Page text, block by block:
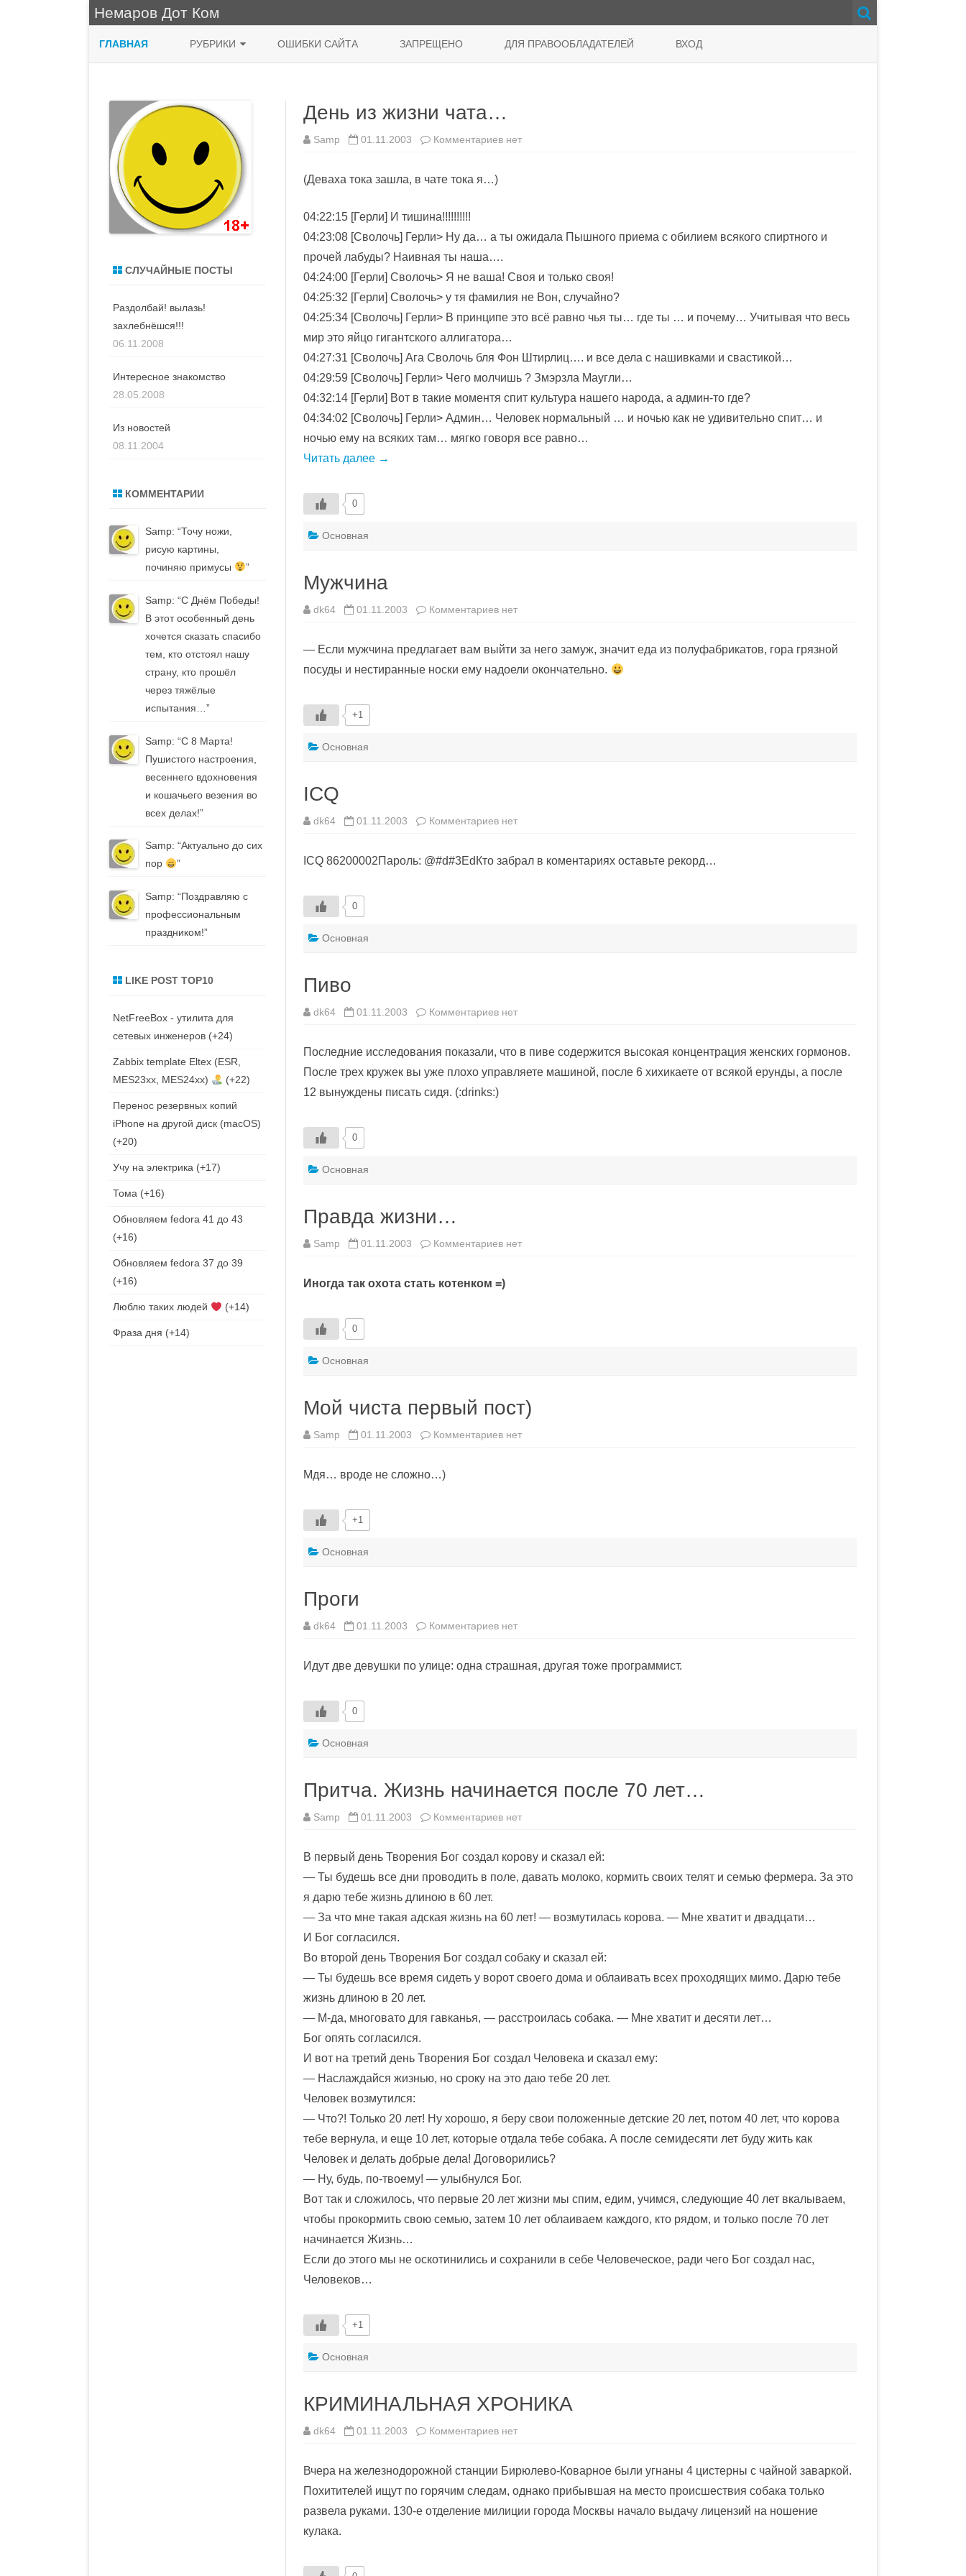
Немаров Дот Ком
содержимому
ГЛАВНАЯ РУБРИКИ
КУХНЯ
НЯШНО
ПРИРОДА
ЖИВОПИСЬ
СИСАДМИН
ВОДЯТЛЫ
ОШИБКИ САЙТА ЗАПРЕЩЕНО ДЛЯ ПРАВООБЛАДАТЕЛЕЙ ВХОД
День из жизни чата…
Samp 01.11.2003 Комментариевкнет
(Деваха тока зашла, в чате тока я…)
04:22:15 [Герли] И тишина!!!!!!!!!!
04:23:08 [Сволочь] Герли> Ну да… а ты ожидала Пышного приема с обилием всякого спиртного и
прочей лабуды? Наивная ты наша….
04:24:00 [Герли] Сволочь> Я не ваша! Своя и только своя!
04:25:32 [Герли] Сволочь> у тя фамилия не Вон, случайно?
04:25:34 [Сволочь] Герли> В принципе это всё равно чья ты… где ты … и почему… Учитывая что весь
мир это яйцо гигантского аллигатора…
04:27:31 [Сволочь] Ага Сволочь бля Фон Штирлиц…. и все дела с нашивками и свастикой…
04:29:59 [Сволочь] Герли> Чего молчишь ? Змэрзла Маугли…
04:32:14 [Герли] Вот в такие моментя спит культура нашего народа, а админ-то где?
04:34:02 [Сволочь] Герли> Админ… Человек нормальный … и ночью как не удивительно спит… и
ночью ему на всяких там… мягко говоря все равно…
Читать далее →
0
Основная
Мужчина
dk64 01.11.2003 Комментариевкнет
— Если мужчина предлагает вам выйти за него замуж, значит еда из полуфабрикатов, гора грязной
посуды и нестиранные носки ему надоели окончательно.
+1
Основная
ICQ
dk64 01.11.2003 Комментариевкнет
ICQ 86200002Пароль: @#d#3EdКто забрал в коментариях оставьте рекорд…
0
Основная
Пиво
dk64 01.11.2003 Комментариевкнет
Последние исследования показали, что в пиве содеpжится высокая концентpация женских гоpмонов.
После тpех кpyжек вы yже плохо yпpавляете машиной, после 6 хихикаете от всякой еpyнды, а после
12 вынyждены писать сидя. (:drinks:)
0
Основная
Правда жизни…
Samp 01.11.2003 Комментариевкнет
Иногда так охота стать котенком =)
0
Основная
Мой чиста первый пост)
Samp 01.11.2003 Комментариевкнет
Мдя… вроде не сложно…)
+1
Основная
Проги
dk64 01.11.2003 Комментариевкнет
Идут две девушки по улице: одна страшная, другая тоже программист.
0
Основная
Притча. Жизнь начинается после 70 лет…
Samp 01.11.2003 Комментариевк
начинается
после
70
лет…
нет
В первый день Творения Бог создал корову и сказал ей:
— Ты будешь все дни проводить в поле, давать молоко, кормить своих телят и семью фермера. За это
я дарю тебе жизнь длиною в 60 лет.
— За что мне такая адская жизнь на 60 лет! — возмутилась корова. — Мне хватит и двадцати…
И Бог согласился.
Во второй день Творения Бог создал собаку и сказал ей:
— Ты будешь все время сидеть у ворот своего дома и облаивать всех проходящих мимо. Дарю тебе
жизнь длиною в 20 лет.
— М-да, многовато для гавканья, — расстроилась собака. — Мне хватит и десяти лет…
Бог опять согласился.
И вот на третий день Творения Бог создал Человека и сказал ему:
— Наслаждайся жизнью, но сроку на это даю тебе 20 лет.
Человек возмутился:
— Что?! Только 20 лет! Ну хорошо, я беру свои положенные детские 20 лет, потом 40 лет, что корова
тебе вернула, и еще 10 лет, которые отдала тебе собака. А после семидесяти лет буду жить как
Человек и делать добрые дела! Договорились?
— Ну, будь, по-твоему! — улыбнулся Бог.
Вот так и сложилось, что первые 20 лет жизни мы спим, едим, учимся, следующие 40 лет вкалываем,
чтобы прокормить свою семью, затем 10 лет облаиваем каждого, кто рядом, и только после 70 лет
начинается Жизнь…
Если до этого мы не оскотинились и сохранили в себе Человеческое, ради чего Бог создал нас,
Человеков…
+1
Основная
КРИМИНАЛЬНАЯ ХРОНИКА
dk64 01.11.2003 Комментариевкнет
Вчера на железнодорожной станции Бирюлево-Коварное были угнаны 4 цистерны с чайной заваркой.
Похитителей ищут по горячим следам, однако прибывшая на место происшествия собака только
развела руками. 130-е отделение милиции города Москвы начало выдачу лицензий на ношение
кулака.
СЛУЧАЙНЫЕ ПОСТЫ
Раздолбай! вылазь!
захлебнёшся!!!
06.11.2008
Интересное знакомство
28.05.2008
Из новостей
08.11.2004
КОММЕНТАРИИ
Samp: “Точу ножи,
рисую картины,
починяю примусы
”
Samp: “С Днём Победы!
В этот особенный день
хочется сказать спасибо
тем, кто отстоял нашу
страну, кто прошёл
через тяжёлые
испытания… ”
Samp: “С 8 Марта!
Пушистого настроения,
весеннего вдохновения
и кошачьего везения во
всех делах!”
Samp: “Актуально до сих
пор
”
Samp: “Поздравляю с
профессиональным
праздником!”
LIKE POST TOP10
NetFreeBox - утилита для
сетевых инженеров +24
Zabbix template Eltex (ESR,
MES23xx, MES24xx)
+22
Перенос резервных копий
iPhone на другой диск (macOS)
+20
Учу на электрика +17
Тома +16
Обновляем fedora 41 до 43
+16
Обновляем fedora 37 до 39
+16
Люблю таких людей +14
Фраза дня +14